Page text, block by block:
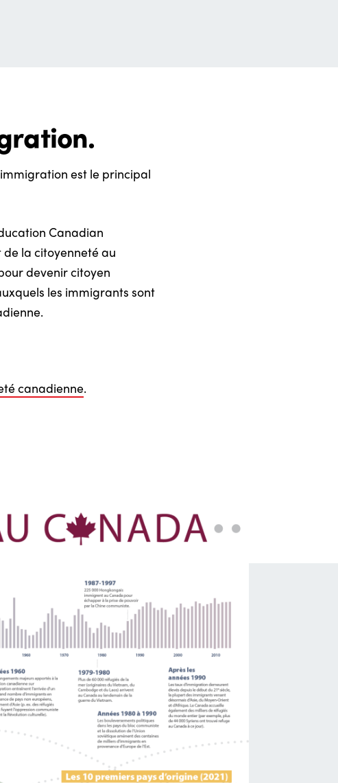
est le principal
Canadian
la citoyenneté au
devenir citoyen
les immigrants sont
canadienne.